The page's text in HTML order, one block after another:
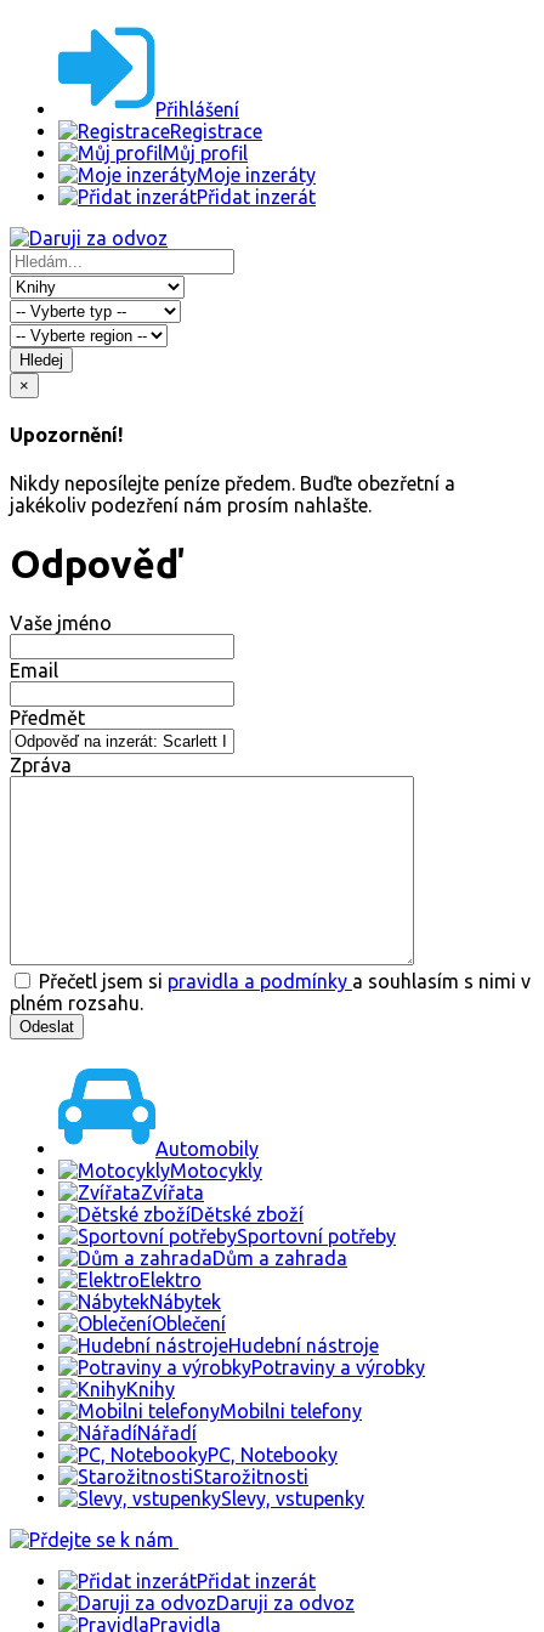
Přihlášení
Registrace
Můj profil
Moje inzeráty
Přidat inzerát
Hledej
×
Upozornění!
Nikdy neposílejte peníze předem. Buďte obezřetní a
jakékoliv podezření nám prosím nahlašte.
Odpověď
Vaše jméno
Email
Předmět
Zpráva
Přečetl jsem si pravidla a podmínky a souhlasím s nimi v
plném rozsahu.
Automobily
Motocykly
Zvířata
Dětské zboží
Sportovní potřeby
Dům a zahrada
Elektro
Nábytek
Oblečení
Hudební nástroje
Potraviny a výrobky
Knihy
Mobilni telefony
Nářadí
PC, Notebooky
Starožitnosti
Slevy, vstupenky
Přidat inzerát
Daruji za odvoz
Pravidla